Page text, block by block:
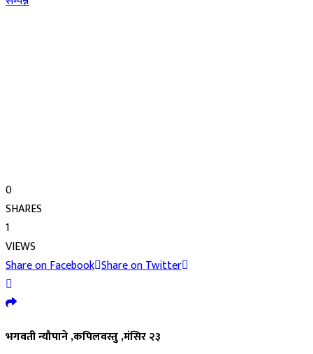
0
SHARES
1
VIEWS
Share on Facebook Share on Twitter
भगवती न्यौपाने ,कपिलवस्तु ,मंसिर २३